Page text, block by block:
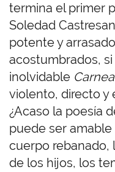
termina el primer
Soledad
potente y
acostumbrados,
inolvidable
violento, directo y
¿Acaso la poesía
puede ser
cuerpo rebanado,
de los hijos, los